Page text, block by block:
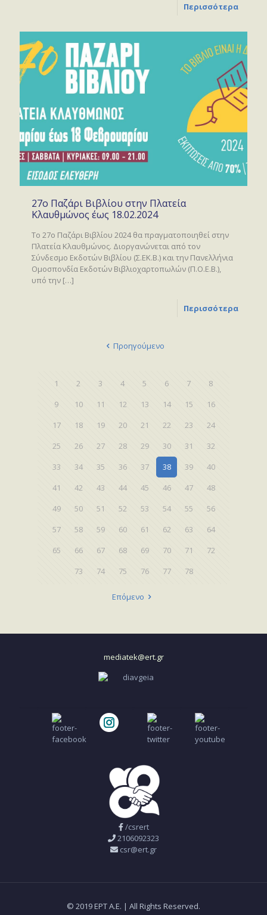
Περισσότερα
27ο Παζάρι Βιβλίου στην Πλατεία
Κλαυθμώνος έως 18.02.2024
Το 27ο Παζάρι Βιβλίου 2024 θα πραγματοποιηθεί στην
Πλατεία Κλαυθμώνος. Διοργανώνεται από τον
Σύνδεσμο Εκδοτών Βιβλίου (Σ.ΕΚ.Β.) και την Πανελλήνια
Ομοσπονδία Εκδοτών Βιβλιοχαρτοπωλών (Π.Ο.Ε.Β.),
υπό την […]
Περισσότερα
Προηγούμενο
1 2 3 4 5 6 7
8
9
10 11 12 13 14 15
16
17
18 19 20 21 22 23
24
25
26 27 28 29 30 31
32
33
34 35 36 37 38 39
40
41
42 43 44 45 46 47
48
49
50 51 52 53 54 55
56
57
58 59 60 61 62 63
64
65
66 67 68 69 70 71
72
73
74 75 76 77 78
Επόμενο
mediatek@ert.gr
/csrert
2106092323
csr@ert.gr
© 2019 ΕΡΤ Α.Ε. | All Rights Reserved.